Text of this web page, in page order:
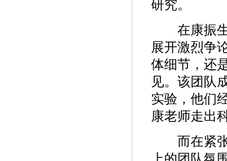
研究。
在康振生
展开激烈争
体细节，还
见。该团队
实验，他们
康老师走出
而在紧张